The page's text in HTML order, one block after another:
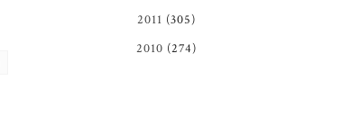
2011 (305)
2010 (274)